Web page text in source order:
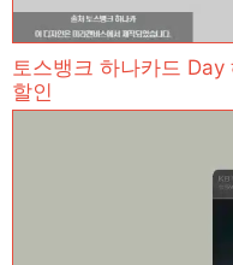
토스뱅크 하나카드 Day
할인